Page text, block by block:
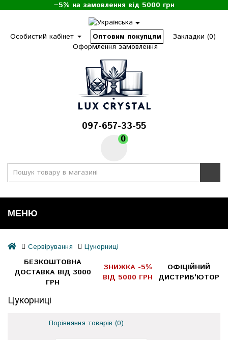
−5% на замовлення від 5000 грн
Особистий кабінет Оптовим покупцям
Закладки (0)
Оформлення замовлення
097-657-33-55
0
МЕНЮ
Сервірування
Цукорниці
БЕЗКОШТОВНА
ДОСТАВКА ВІД 3000
ГРН
ЗНИЖКА -5%
ВІД 5000 ГРН
ОФІЦІЙНИЙ
ДИСТРИБ'ЮТОР
Цукорниці
Порівняння товарів (0)